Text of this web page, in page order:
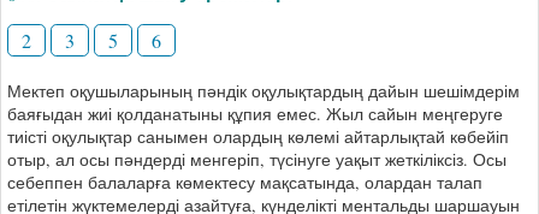
2 3 5 6
Мектеп оқушыларының пәндік оқулықтардың дайын шешімдерім
баяғыдан жиі қолданатыны құпия емес. Жыл сайын меңгеруге
тиісті оқулықтар санымен олардың көлемі айтарлықтай көбейіп
отыр, ал осы пәндерді менгеріп, түсінуге уақыт жеткіліксіз. Осы
себеппен балаларға көмектесу мақсатында, олардан талап
етілетін жүктемелерді азайтуға, күнделікті ментальды шаршауын